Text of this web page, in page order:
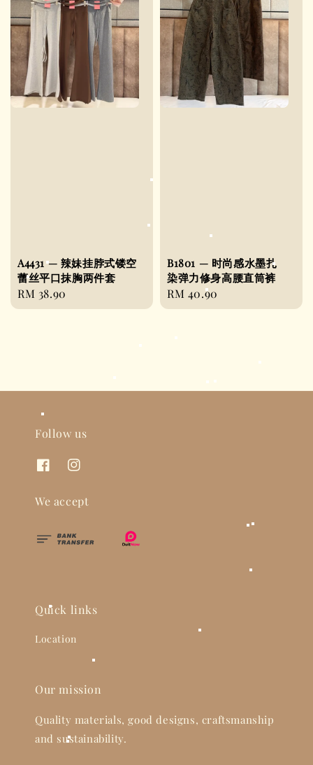
A4431 — 辣妹挂脖式镂空
蕾丝平口抹胸两件套
Regular
price
RM 38.90
B1801 — 时尚感水墨扎
染弹力修身高腰直筒裤
Regular
price
RM 40.90
Follow us
We accept
Quick links
Location
Our mission
Quality materials, good designs, craftsmanship
and sustainability.